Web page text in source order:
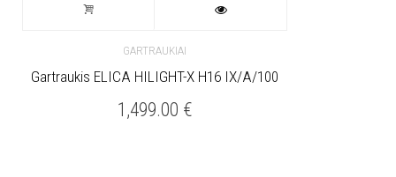
GARTRAUKIAI
Gartraukis ELICA HILIGHT-X H16 IX/A/100
1,499.00 €